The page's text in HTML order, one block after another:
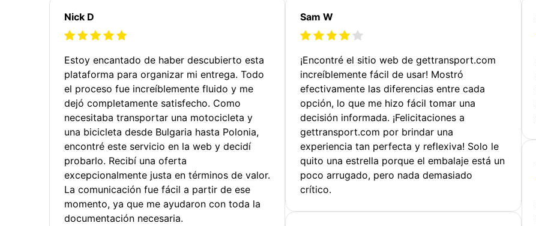
Nick D
Estoy encantado de haber descubierto esta
plataforma para organizar mi entrega. Todo
el proceso fue increíblemente fluido y me
dejó completamente satisfecho. Como
necesitaba transportar una motocicleta y
una bicicleta desde Bulgaria hasta Polonia,
encontré este servicio en la web y decidí
probarlo. Recibí una oferta
excepcionalmente justa en términos de valor.
La comunicación fue fácil a partir de ese
momento, ya que me ayudaron con toda la
documentación necesaria.
Sam W
¡Encontré el sitio web de gettransport.com
increíblemente fácil de usar! Mostró
efectivamente las diferencias entre cada
opción, lo que me hizo fácil tomar una
decisión informada. ¡Felicitaciones a
gettransport.com por brindar una
experiencia tan perfecta y reflexiva! Solo le
quito una estrella porque el embalaje está un
poco arrugado, pero nada demasiado
crítico.